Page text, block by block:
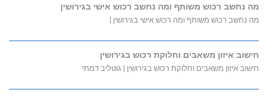
מה נחשב רכוש משותף ומה נחשב רכוש אישי בגירושין
מה נחשב רכוש משותף ומה רכוש אישי בגירושין |
חישוב איזון משאבים וחלוקת רכוש בגירושין
חישוב איזון משאבים וחלוקת רכוש בגירושין | גוטליב דמתי